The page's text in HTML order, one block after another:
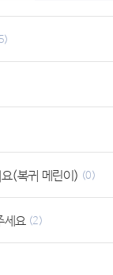
(복귀 메린이) (0)
세요 (2)